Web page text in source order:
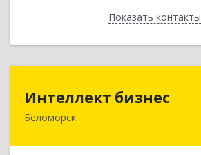
Показать контакты
Назад
Интеллект бизнес
Беломорск